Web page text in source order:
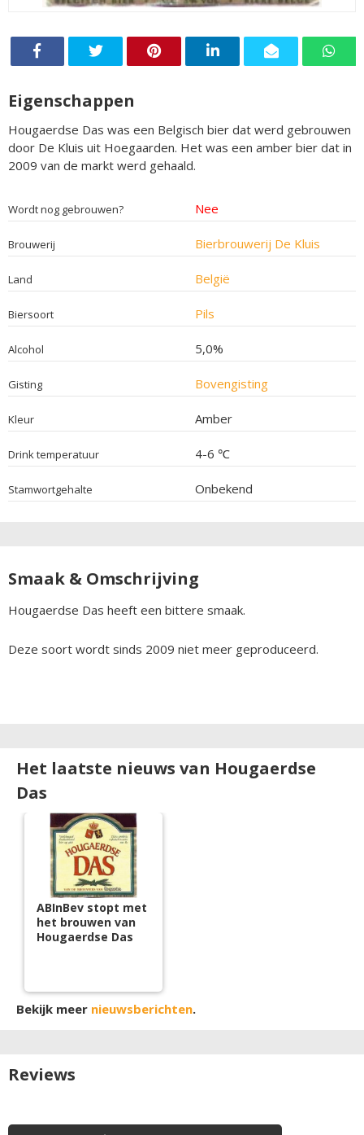
Eigenschappen
Hougaerdse Das was een Belgisch bier dat werd gebrouwen
door De Kluis uit Hoegaarden. Het was een amber bier dat in
2009 van de markt werd gehaald.
Wordt nog gebrouwen? Nee
Brouwerij Bierbrouwerij De Kluis
Land België
Biersoort Pils
Alcohol 5,0%
Gisting Bovengisting
Kleur Amber
Drink temperatuur 4-6 ℃
Stamwortgehalte Onbekend
Smaak & Omschrijving
Hougaerdse Das heeft een bittere smaak.
Deze soort wordt sinds 2009 niet meer geproduceerd.
Het laatste nieuws van Hougaerdse
Das
ABInBev stopt met
het brouwen van
Hougaerdse Das
Bekijk meer nieuwsberichten.
Reviews